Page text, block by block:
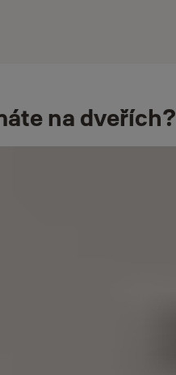
na dveřích?